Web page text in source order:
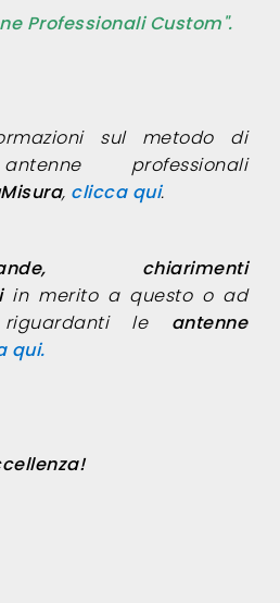
Professionali Custom".
sul metodo di
professionali
, clicca qui.
chiarimenti
in merito a questo o ad
leantenne
qui.